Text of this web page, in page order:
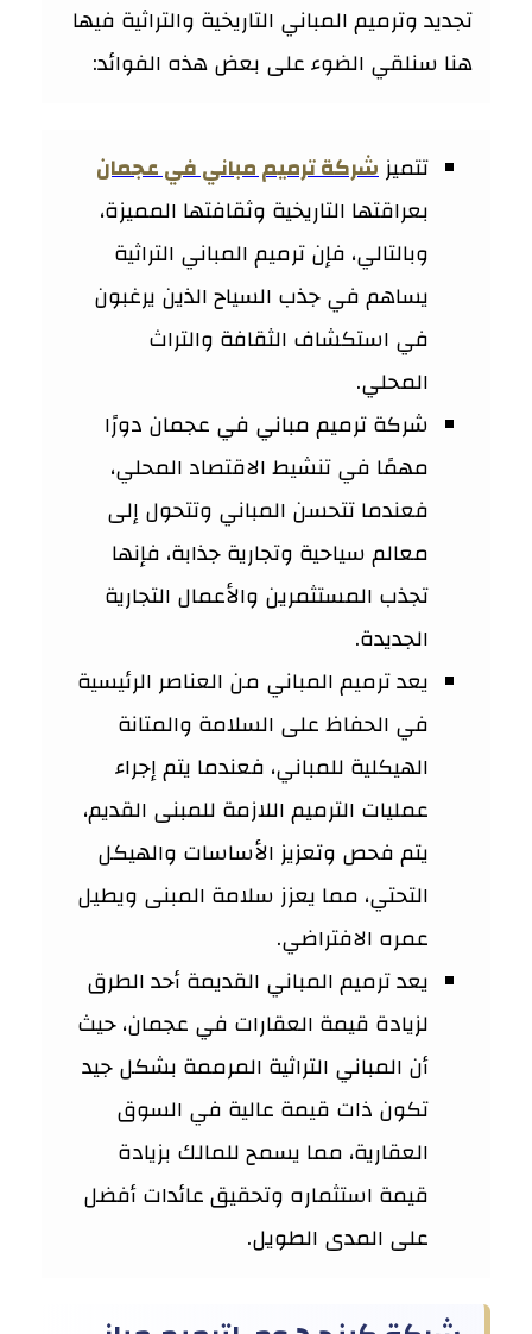
تجديد وترميم المباني التاريخية والتراثية فيها
هنا سنلقي الضوء على بعض هذه الفوائد:
تتميزشركة ترميم مباني في عجمان
بعراقتها التاريخية وثقافتها المميزة،
وبالتالي، فإن ترميم المباني التراثية
يساهم في جذب السياح الذين يرغبون
في استكشاف الثقافة والتراث
المحلي.
شركة ترميم مباني في عجمان دورًا
مهمًا في تنشيط الاقتصاد المحلي،
فعندما تتحسن المباني وتتحول إلى
معالم سياحية وتجارية جذابة، فإنها
تجذب المستثمرين والأعمال التجارية
الجديدة.
يعد ترميم المباني من العناصر الرئيسية
في الحفاظ على السلامة والمتانة
الهيكلية للمباني، فعندما يتم إجراء
عمليات الترميم اللازمة للمبنى القديم،
يتم فحص وتعزيز الأساسات والهيكل
التحتي، مما يعزز سلامة المبنى ويطيل
عمره الافتراضي.
يعد ترميم المباني القديمة أحد الطرق
لزيادة قيمة العقارات في عجمان، حيث
أن المباني التراثية المرممة بشكل جيد
تكون ذات قيمة عالية في السوق
العقارية، مما يسمح للمالك بزيادة
قيمة استثماره وتحقيق عائدات أفضل
على المدى الطويل.